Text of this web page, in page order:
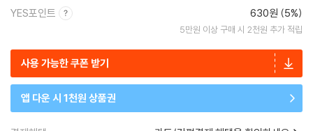
YES포인트 630원 (5%)
5만원 이상 구매 시 2천원 추가 적립
사용 가능한 쿠폰 받기
앱 다운 시 1천원 상품권